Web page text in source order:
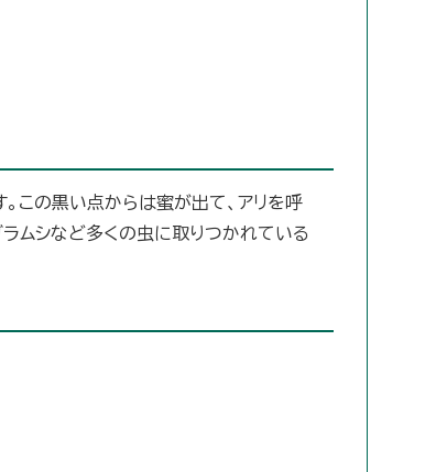
この黒い点からは蜜が出て、アリを呼
ムシなど多くの虫に取りつかれている